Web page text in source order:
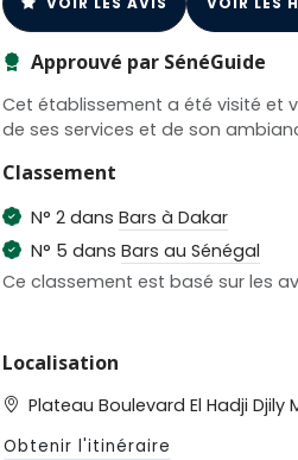
Approuvé par SénéGuide
Cet établissement a été visité et
de ses services et de son
Classement
N° 2 dans Bars à Dakar
N° 5 dans Bars au Sénégal
Ce classement est basé sur les
Localisation
Plateau Boulevard El Hadji Djily
Obtenir l'itinéraire